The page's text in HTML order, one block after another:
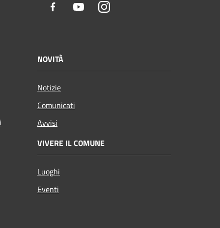
Facebook YoutubeInstagram
NOVITÀ
Notizie
Comunicati
Avvisi
VIVERE IL COMUNE
Luoghi
Eventi